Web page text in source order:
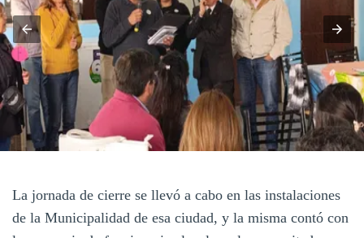
La jornada de cierre se llevó a cabo en las instalaciones
de la Municipalidad de esa ciudad, y la misma contó con